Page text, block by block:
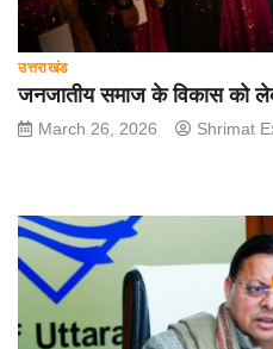
उत्तराखंड
जनजातीय समाज के विकास को
March 26, 2026 Shrimat